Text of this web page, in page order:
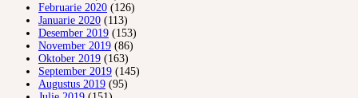
Februarie 2020 (126)
Januarie 2020 (113)
Desember 2019 (153)
November 2019 (86)
Oktober 2019 (163)
September 2019 (145)
Augustus 2019 (95)